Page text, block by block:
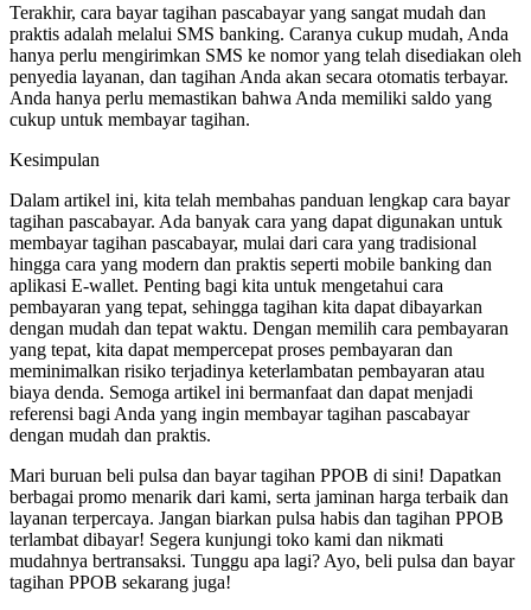
Terakhir, cara bayar tagihan pascabayar yang sangat mudah dan
praktis adalah melalui SMS banking. Caranya cukup mudah, Anda
hanya perlu mengirimkan SMS ke nomor yang telah disediakan oleh
penyedia layanan, dan tagihan Anda akan secara otomatis terbayar.
Anda hanya perlu memastikan bahwa Anda memiliki saldo yang
cukup untuk membayar tagihan.
Kesimpulan
Dalam artikel ini, kita telah membahas panduan lengkap cara bayar
tagihan pascabayar. Ada banyak cara yang dapat digunakan untuk
membayar tagihan pascabayar, mulai dari cara yang tradisional
hingga cara yang modern dan praktis seperti mobile banking dan
aplikasi E-wallet. Penting bagi kita untuk mengetahui cara
pembayaran yang tepat, sehingga tagihan kita dapat dibayarkan
dengan mudah dan tepat waktu. Dengan memilih cara pembayaran
yang tepat, kita dapat mempercepat proses pembayaran dan
meminimalkan risiko terjadinya keterlambatan pembayaran atau
biaya denda. Semoga artikel ini bermanfaat dan dapat menjadi
referensi bagi Anda yang ingin membayar tagihan pascabayar
dengan mudah dan praktis.
Mari buruan beli pulsa dan bayar tagihan PPOB di sini! Dapatkan
berbagai promo menarik dari kami, serta jaminan harga terbaik dan
layanan terpercaya. Jangan biarkan pulsa habis dan tagihan PPOB
terlambat dibayar! Segera kunjungi toko kami dan nikmati
mudahnya bertransaksi. Tunggu apa lagi? Ayo, beli pulsa dan bayar
tagihan PPOB sekarang juga!